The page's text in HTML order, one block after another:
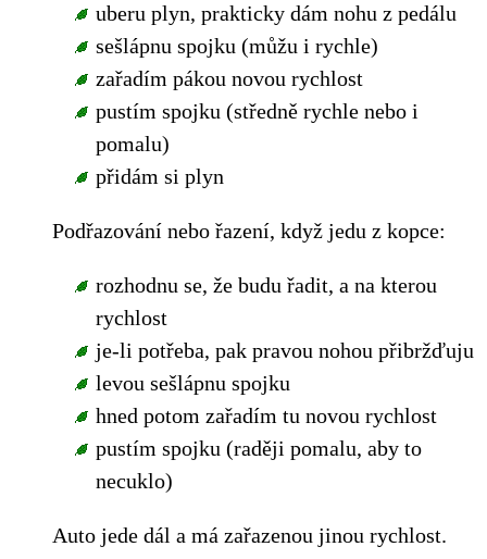
uberu plyn, prakticky dám nohu z pedálu
sešlápnu spojku (můžu i rychle)
zařadím pákou novou rychlost
pustím spojku (středně rychle nebo i
pomalu)
přidám si plyn
Podřazování nebo řazení, když jedu z kopce:
rozhodnu se, že budu řadit, a na kterou
rychlost
je-li potřeba, pak pravou nohou přibržďuju
levou sešlápnu spojku
hned potom zařadím tu novou rychlost
pustím spojku (raději pomalu, aby to
necuklo)
Auto jede dál a má zařazenou jinou rychlost.